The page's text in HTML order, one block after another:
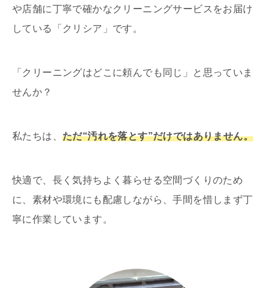
や店舗に丁寧で確かなクリーニングサービスをお届け
している「クリシア」です。
「クリーニングはどこに頼んでも同じ」と思っていま
せんか？
私たちは、 ただ“汚れを落とす”だけではありません。
快適で、長く気持ちよく暮らせる空間づくりのため
に、素材や環境にも配慮しながら、手間を惜しまず丁
寧に作業しています。